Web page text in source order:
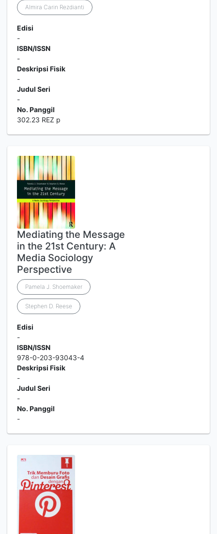
Almira Carin Rezdianti
Edisi
-
ISBN/ISSN
-
Deskripsi Fisik
-
Judul Seri
-
No. Panggil
302.23 REZ p
Mediating the Message
in the 21st Century: A
Media Sociology
Perspective
Pamela J. Shoemaker
Stephen D. Reese
Edisi
-
ISBN/ISSN
978-0-203-93043-4
Deskripsi Fisik
-
Judul Seri
-
No. Panggil
-